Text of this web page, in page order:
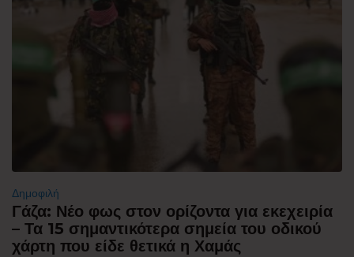
Δημοφιλή
Γάζα: Νέο φως στον ορίζοντα για εκεχειρία
– Τα 15 σημαντικότερα σημεία του οδικού
χάρτη που είδε θετικά η Χαμάς